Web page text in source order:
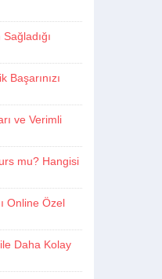
Başarınızı
ve Verimli
mu? Hangisi
Online Özel
Daha Kolay